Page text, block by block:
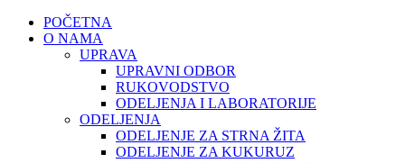
POČETNA
O NAMA
UPRAVA
UPRAVNI ODBOR
RUKOVODSTVO
ODELJENJA I LABORATORIJE
ODELJENJA
ODELJENJE ZA STRNA ŽITA
ODELJENJE ZA KUKURUZ